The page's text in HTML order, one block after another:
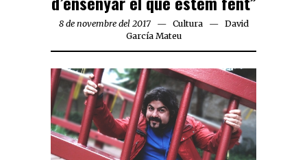
8 de novembre del 2017 Cultura
David
García Mateu